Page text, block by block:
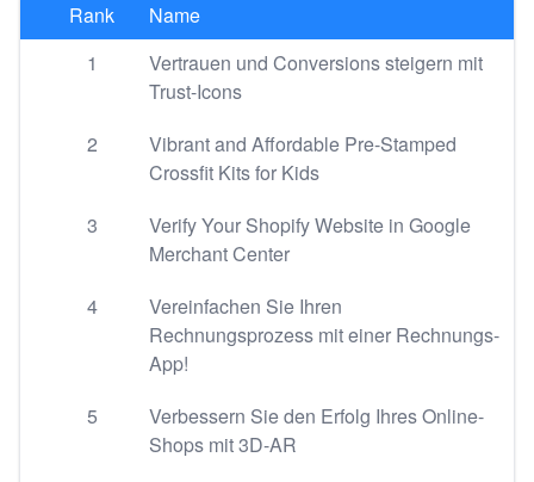
Rank
Name
1
Vertrauen und Conversions steigern mit
Trust-Icons
2
Vibrant and Affordable Pre-Stamped
Crossfit Kits for Kids
3
Verify Your Shopify Website in Google
Merchant Center
4
Vereinfachen Sie Ihren
Rechnungsprozess mit einer Rechnungs-
App!
5
Verbessern Sie den Erfolg Ihres Online-
Shops mit 3D-AR